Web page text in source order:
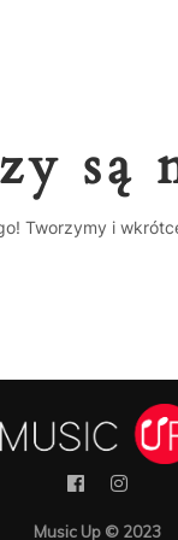
są
Tworzymy i
Music Up © 2023